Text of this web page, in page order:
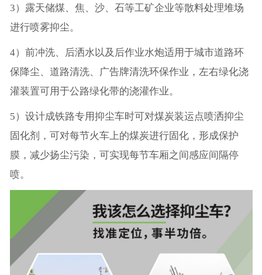
3）露天储煤、焦、沙、石等工矿企业等散料处理堆场
进行喷雾抑尘。
4）前冲洗、后洒水以及后作业水炮适用于城市道路环
保降尘、道路清洗、广告牌清洗环保作业，左右绿化浇
灌装置可用于公路绿化带的浇灌作业。
5）设计成铁路专用抑尘车时可对煤炭装运点喷洒抑尘
固化剂，可对每节火车上的煤炭进行固化，形成保护
膜，减少扬尘污染，可实现每节车厢之间感应间隔停
喷。